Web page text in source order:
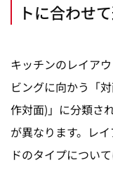
トに合わせ
キッチンのレイア
ビングに向かう「
作対面)」に分類さ
が異なります。レ
ドのタイプについ